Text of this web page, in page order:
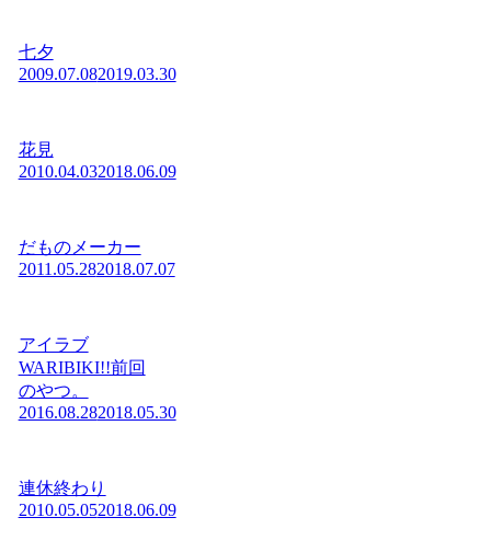
七夕
2009.07.082019.03.30
花見
2010.04.032018.06.09
だものメーカー
2011.05.282018.07.07
アイラブ
WARIBIKI!!前回
のやつ。
2016.08.282018.05.30
連休終わり
2010.05.052018.06.09